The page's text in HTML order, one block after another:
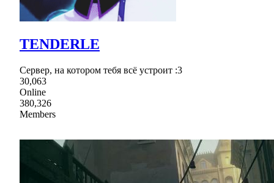
TENDERLE
Сервер, на котором тебя всё устроит :3
30,063
Online
380,326
Members